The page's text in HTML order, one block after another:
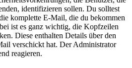
identifizieren sollen. Du solltest
komplette E-Mail, die du bekommen
ist es ganz wichtig, die Kopfzeilen
Diese enthalten Details über den
verschickt hat. Der Administrator
reagieren.